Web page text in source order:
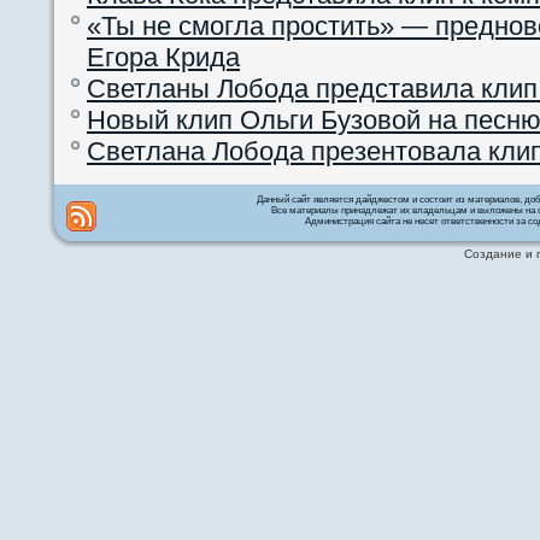
«Ты не смогла простить» —
Егора Крида
Светланы Лобода представила
Новый клип Ольги Бузовой на
Светлана Лобода презентовала
Данный сайт является дайджестом и состоит из материалов,
Все материалы принадлежат их владельцам и выложены на
Администрация сайта не несет ответственности за
Создание и